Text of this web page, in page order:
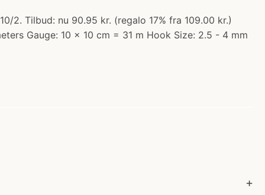
2. Tilbud: nu 90.95 kr. (regalo 17% fra 109.00 kr.)
Gauge: 10 x 10 cm = 31 m Hook Size: 2.5 - 4 mm